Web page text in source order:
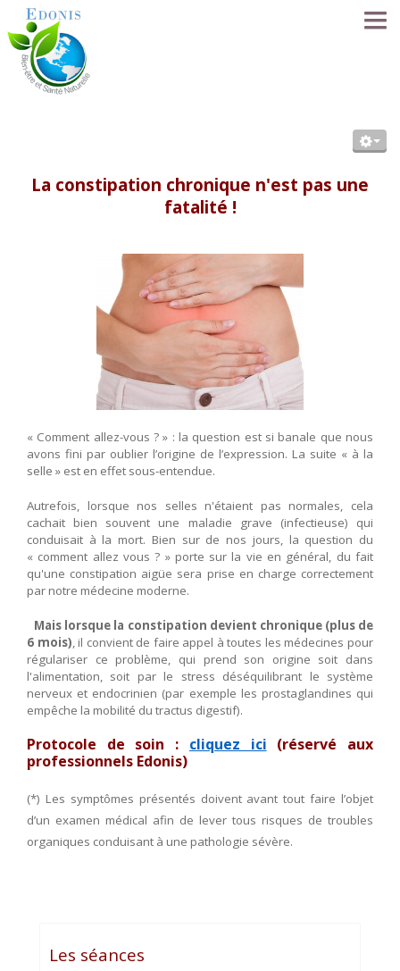
SÉANCES
SE FORMER
LE RÉSEAU
NOS PRATICIENS
FORUM
CONTACT
La constipation chronique n'est pas une
fatalité !
« Comment allez-vous ? » : la question est si banale que nous
avons fini par oublier l’origine de l’expression. La suite « à la
selle » est en effet sous-entendue.
Autrefois, lorsque nos selles n'étaient pas normales, cela
cachait bien souvent une maladie grave (infectieuse) qui
conduisait à la mort. Bien sur de nos jours, la question du
« comment allez vous ? » porte sur la vie en général, du fait
qu'une constipation aigüe sera prise en charge correctement
par notre médecine moderne.
Mais lorsque la constipation devient chronique (plus de
6 mois), il convient de faire appel à toutes les médecines pour
régulariser ce problème, qui prend son origine soit dans
l'alimentation, soit par le stress déséquilibrant le système
nerveux et endocrinien (par exemple les prostaglandines qui
empêche la mobilité du tractus digestif).
Protocole de soin : cliquez ici (réservé aux
professionnels Edonis)
(*) Les symptômes présentés doivent avant tout faire l’objet
d’un examen médical afin de lever tous risques de troubles
organiques conduisant à une pathologie sévère.
Les séances